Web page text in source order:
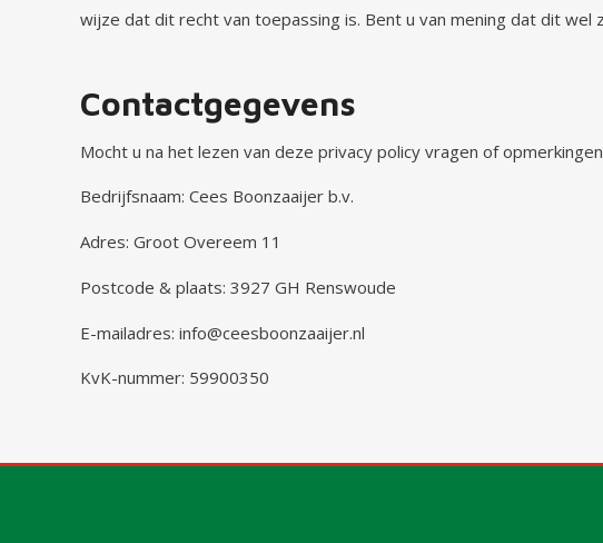
wijze dat dit recht van toepassing is. Bent u van mening dat dit
Contactgegevens
Mocht u na het lezen van deze privacy policy vragen of
Bedrijfsnaam: Cees Boonzaaijer b.v.
Adres: Groot Overeem 11
Postcode & plaats: 3927 GH Renswoude
E-mailadres: info@ceesboonzaaijer.nl
KvK-nummer: 59900350